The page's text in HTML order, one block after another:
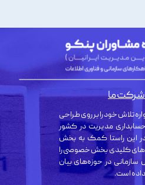
تلاش خود را بر روی طراحی
حسابداری مدیریت در کشور
این راستا کمک به بخش
کلیدی بخش خصوصی را
در حوزه‌های بیان
است.
شرکت ما